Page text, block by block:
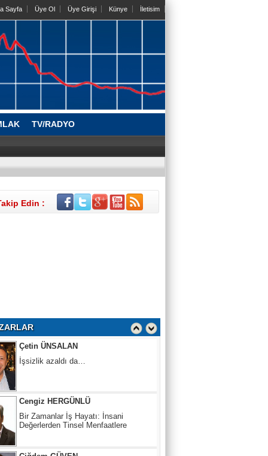
Sayfa Üye Ol Üye Girişi Künye İletisim
TV/RADYO
Edin :
Köprüden geçen araç değil,
sözleşmeden geçen risk
Cengiz HERGÜNLÜ
Bir Zamanlar İş Hayatı: İnsani
Çiğdem GÜVEN
Öneri havuzu mu, toz toplayan kutu mu?